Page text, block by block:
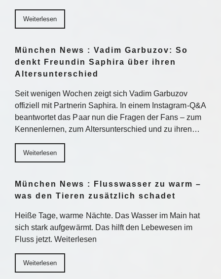
Weiterlesen
München News : Vadim Garbuzov: So
denkt Freundin Saphira über ihren
Altersunterschied
Seit wenigen Wochen zeigt sich Vadim Garbuzov
offiziell mit Partnerin Saphira. In einem Instagram-Q&A
beantwortet das Paar nun die Fragen der Fans – zum
Kennenlernen, zum Altersunterschied und zu ihren…
Weiterlesen
München News : Flusswasser zu warm –
was den Tieren zusätzlich schadet
Heiße Tage, warme Nächte. Das Wasser im Main hat
sich stark aufgewärmt. Das hilft den Lebewesen im
Fluss jetzt. Weiterlesen
Weiterlesen